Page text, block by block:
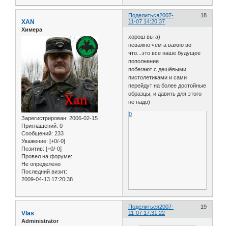
Поделиться 18
2007-
11-07 14:20:37
XAN
Химера
Зарегистрирован: 2006-02-15
Приглашений: 0
Сообщений: 233
Уважение: [+0/-0]
Позитив: [+0/-0]
Провел на форуме:
Не определено
Последний визит:
2009-04-13 17:20:38
хорош вы а)
неважно чем а важно во
что...это все наше будущее
пополнение
побегают с дешёвыми
пистолетиками и сами
перейдут на более достойные
образцы, и давить для этого
не надо)
0
Поделиться 19
2007-
11-07 17:31:22
Vlas
Administrator